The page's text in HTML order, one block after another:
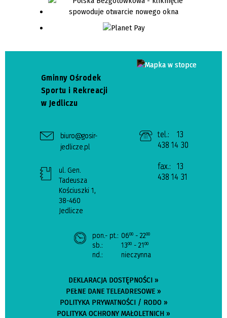
Gminny Ośrodek
Sportu i Rekreacji
w Jedliczu
biuro@gosir-
jedlicze.pl
ul. Gen.
Tadeusza
Kościuszki 1,
38-460
Jedlicze
tel.:
13
438 14 30
fax.:
13
438 14 31
pon.- pt.: 0600 - 2200
sb.: 1300 - 21 00
nd.: nieczynna
DEKLARACJA DOSTĘPNOŚCI »
PEŁNE DANE TELEADRESOWE »
POLITYKA PRYWATNOŚCI / RODO »
POLITYKA OCHRONY MAŁOLETNICH »